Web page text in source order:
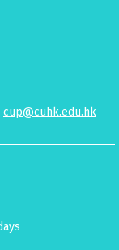
cup@cuhk.edu.hk